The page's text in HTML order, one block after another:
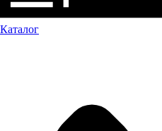
Каталог